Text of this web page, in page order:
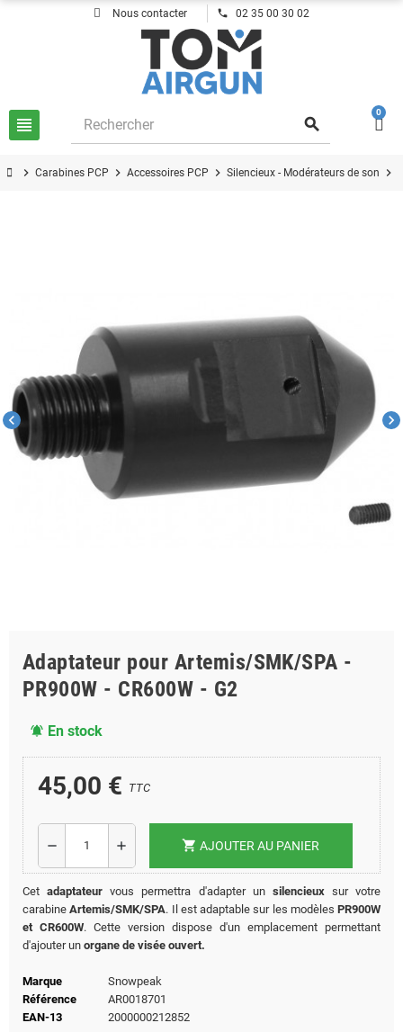
Nous contacter phone 02 35 00 30 02
view_headline search
0
chevron_right Carabines PCP chevron_right Accessoires PCP chevron_right Silencieux - Modérateurs de son chevron_right
chevron_left chevron_right
Adaptateur pour Artemis/SMK/SPA -
PR900W - CR600W - G2
notifications_active En stock
45,00 € TTC
remove add shopping_cart AJOUTER AU PANIER
Cetadaptateur vous permettra d'adapter un silencieuxsur votre
carabineArtemis/SMK/SPA. Il est adaptable sur les modèles PR900W
et CR600W. Cette version dispose d'un emplacement permettant
d'ajouter un organe de visée ouvert.
Marque
Snowpeak
Référence
AR0018701
EAN-13
2000000212852